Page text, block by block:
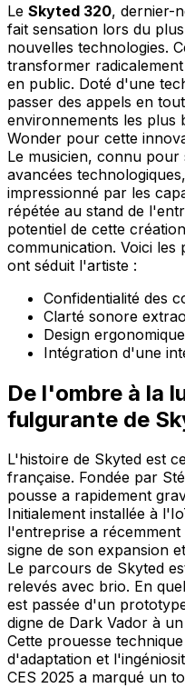
Le Skyted 320, dernier-
fait sensation lors du
nouvelles technologies.
transformer
en public. Doté d'une
passer des appels en
environnements les plus
Wonder pour cette
Le musicien, connu pour
avancées
impressionné par les
répétée au stand de
potentiel de cette
communication. Voici les
ont séduit l'artiste :
Confidentialité des
Clarté sonore
Design
Intégration d'une
De l'ombre à la
fulgurante de
L'histoire de Skyted est
française. Fondée par
pousse a rapidement
Initialement installée à
l'entreprise a récemment
signe de son expansion
Le parcours de Skyted
relevés avec brio. En
est passée d'un
digne de Dark Vador à
Cette prouesse
d'adaptation et
CES 2025 a marqué un